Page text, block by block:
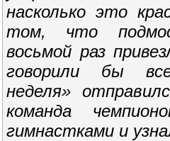
насколько это
том, что
восьмой раз
говорили бы
неделя»
команда
гимнастками и